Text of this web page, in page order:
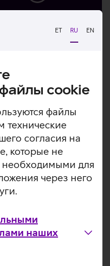
ET RU EN
cookie
файлы
согласия на
которые не
необходимыми для
через него
наших
устройства в
9,9%
ИТ-поддержку в месяц